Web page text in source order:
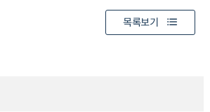
목록보기